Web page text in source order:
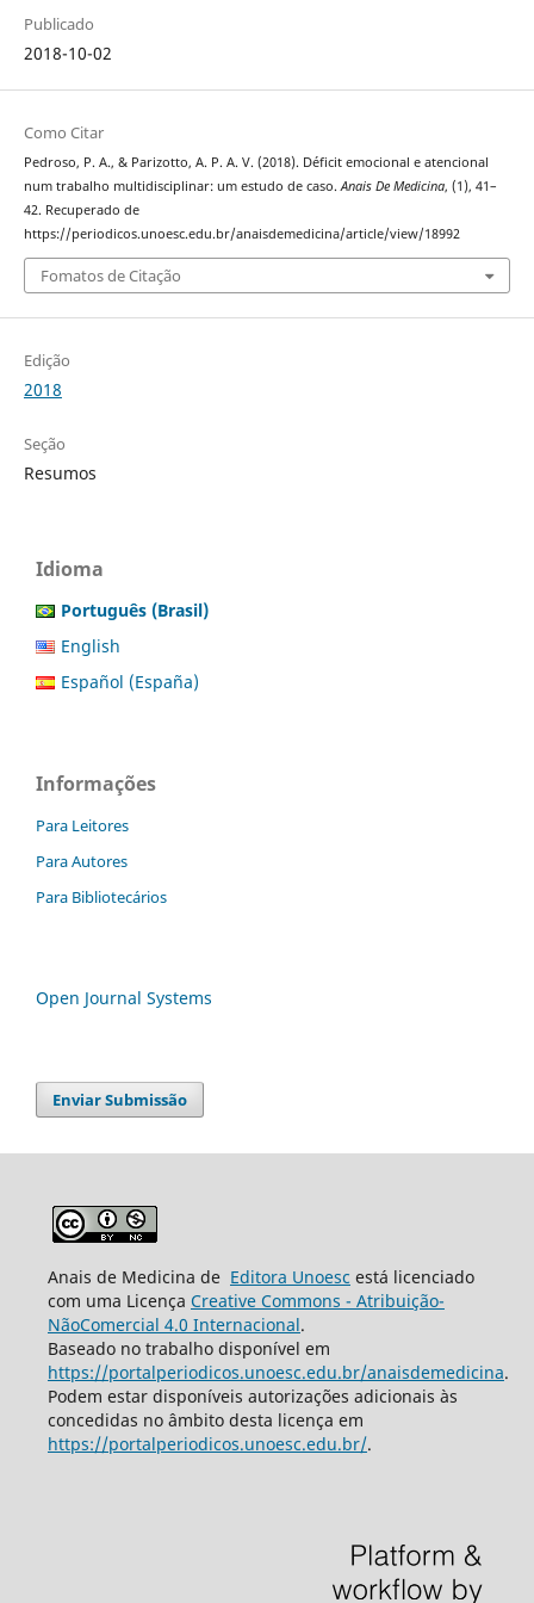
Publicado
2018-10-02
Como Citar
Pedroso, P. A., & Parizotto, A. P. A. V. (2018). Déficit emocional e atencional
num trabalho multidisciplinar: um estudo de caso.Anais De Medicina, (1), 41–
42. Recuperado de
https://periodicos.unoesc.edu.br/anaisdemedicina/article/view/18992
Fomatos de Citação
Edição
2018
Seção
Resumos
Idioma
Português (Brasil)
English
Español (España)
Informações
Para Leitores
Para Autores
Para Bibliotecários
Open Journal Systems
Enviar Submissão
Anais de Medicina de Editora Unoesc está licenciado
com uma Licença Creative Commons - Atribuição-
NãoComercial 4.0 Internacional.
Baseado no trabalho disponível em
https://portalperiodicos.unoesc.edu.br/anaisdemedicina.
Podem estar disponíveis autorizações adicionais às
concedidas no âmbito desta licença em
https://portalperiodicos.unoesc.edu.br/.